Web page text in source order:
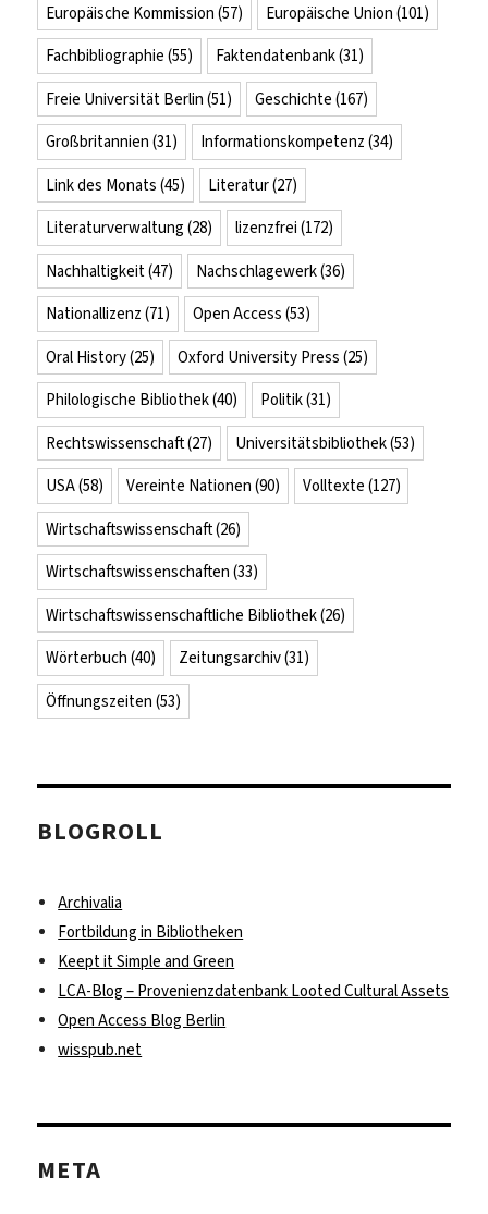
Europäische Kommission (57) Europäische Union (101)
Fachbibliographie (55) Faktendatenbank(31)
Freie Universität Berlin (51) Geschichte (167)
Großbritannien (31) Informationskompetenz (34)
Link des Monats (45) Literatur(27)
Literaturverwaltung (28) lizenzfrei (172)
Nachhaltigkeit(47) Nachschlagewerk(36)
Nationallizenz (71) Open Access (53)
Oral History(25) Oxford University Press (25)
Philologische Bibliothek(40) Politik(31)
Rechtswissenschaft(27) Universitätsbibliothek(53)
USA(58) Vereinte Nationen (90) Volltexte (127)
Wirtschaftswissenschaft(26)
Wirtschaftswissenschaften (33)
Wirtschaftswissenschaftliche Bibliothek(26)
Wörterbuch (40) Zeitungsarchiv(31)
Öffnungszeiten (53)
BLOGROLL
Archivalia
Fortbildung in Bibliotheken
Keept it Simple and Green
LCA-Blog – Provenienzdatenbank Looted Cultural Assets
Open Access Blog Berlin
wisspub.net
META